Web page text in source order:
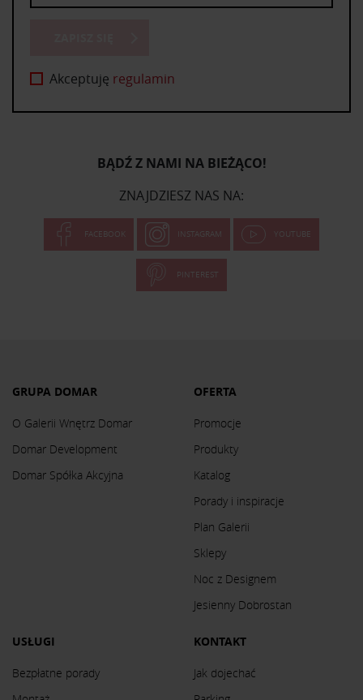
Akceptuję regulamin
BĄDŹ Z NAMI NA BIEŻĄCO!
ZNAJDZIESZ NAS NA:
FACEBOOK INSTAGRAM YOUTUBE
PINTEREST
GRUPA DOMAR
O Galerii Wnętrz Domar
Domar Development
Domar Spółka Akcyjna
OFERTA
Promocje
Produkty
Katalog
Porady i inspiracje
Plan Galerii
Sklepy
Noc z Designem
Jesienny Dobrostan
USŁUGI
Bezpłatne porady
KONTAKT
Jak dojechać